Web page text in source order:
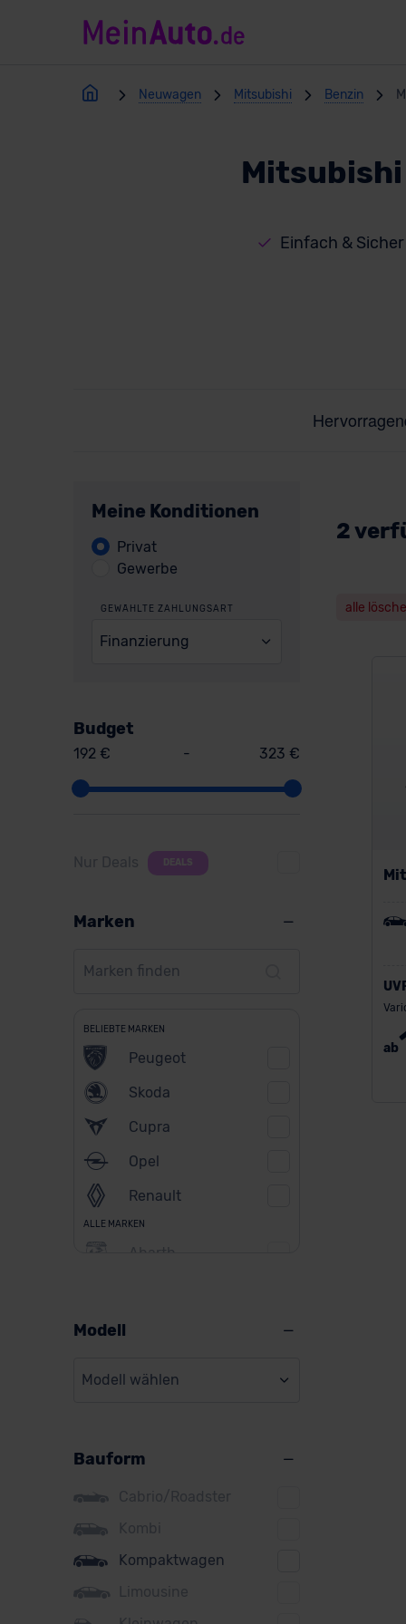
Neuwagen Mitsubishi Benzin
Einfach &
Meine Konditionen
Privat
Gewerbe
GEWÄHLTE ZAHLUNGSART
Finanzierung
Budget
192 € - 323 €
Nur Deals DEALS
Marken
BELIEBTE MARKEN
Peugeot
Skoda
Cupra
Opel
Renault
ALLE MARKEN
Abarth
BMW
Citroen
Cupra
DS
Dacia
Fiat
Modell
Modell wählen
Bauform
Cabrio/Roadster
Kombi
Kompaktwagen
Limousine
2
alle
ab